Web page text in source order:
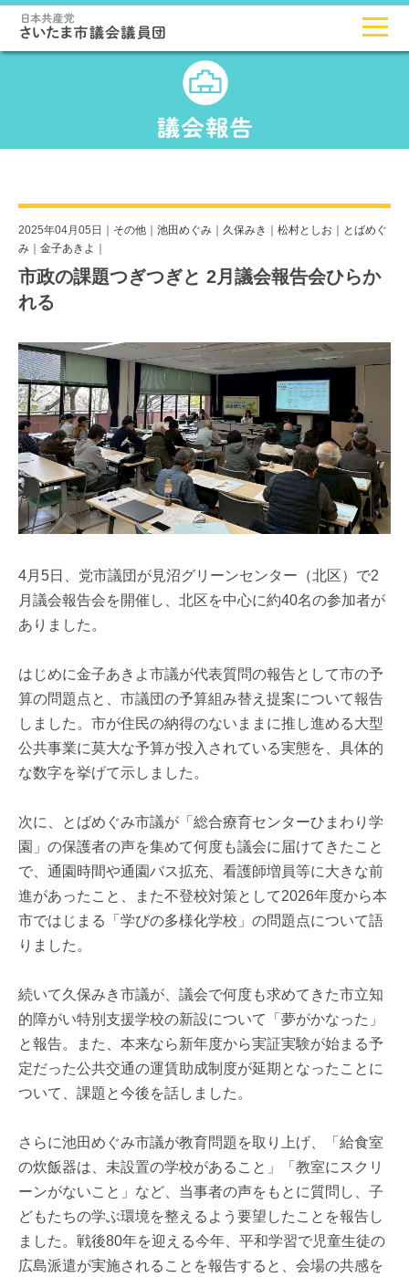
2025年04月05日｜ その他 池田めぐみ 久保みき 松村としお
とばめぐ
み
金子あきよ
市政の課題つぎつぎと 2月議会報告会ひらか
れる
4月5日、党市議団が見沼グリーンセンター（北区）で2
月議会報告会を開催し、北区を中心に約40名の参加者が
ありました。
はじめに金子あきよ市議が代表質問の報告として市の予
算の問題点と、市議団の予算組み替え提案について報告
しました。市が住民の納得のないままに推し進める大型
公共事業に莫大な予算が投入されている実態を、具体的
な数字を挙げて示しました。
次に、とばめぐみ市議が「総合療育センターひまわり学
園」の保護者の声を集めて何度も議会に届けてきたこと
で、通園時間や通園バス拡充、看護師増員等に大きな前
進があったこと、また不登校対策として2026年度から本
市ではじまる「学びの多様化学校」の問題点について語
りました。
続いて久保みき市議が、議会で何度も求めてきた市立知
的障がい特別支援学校の新設について「夢がかなった」
と報告。また、本来なら新年度から実証実験が始まる予
定だった公共交通の運賃助成制度が延期となったことに
ついて、課題と今後を話しました。
さらに池田めぐみ市議が教育問題を取り上げ、「給食室
の炊飯器は、未設置の学校があること」「教室にスクリ
ーンがないこと」など、当事者の声をもとに質問し、子
どもたちの学ぶ環境を整えるよう要望したことを報告し
ました。戦後80年を迎える今年、平和学習で児童生徒の
広島派遣が実施されることを報告すると、会場の共感を